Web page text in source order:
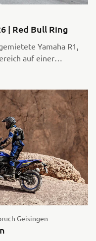
| Red Bull Ring
Yamaha R1,
auf einer
legal so richtig Gas
durch Top-
Reifenservice – die
Sorglos-Paket,
das Wesentliche zu
Geisingen